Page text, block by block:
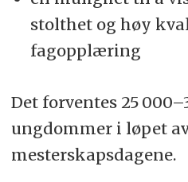
stolthet og høy
fagopplæring
Det forventes 25
ungdommer i løpet
mesterskapsdagene.